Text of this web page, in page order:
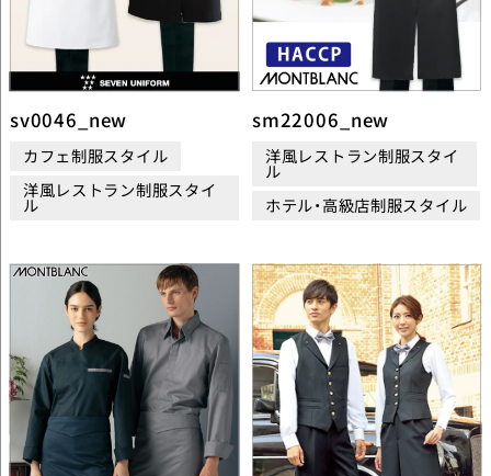
sv0046_new
カフェ制服スタイル
洋風レストラン制服スタイ
ル
sm22006_new
洋風レストラン制服スタイ
ル
ホテル・高級店制服スタイル